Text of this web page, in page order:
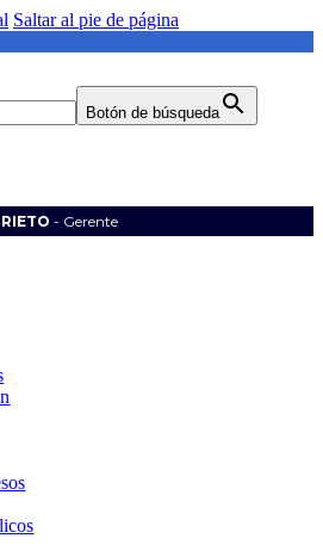
Saltar al pie de página
Botón de búsqueda
- Gerente